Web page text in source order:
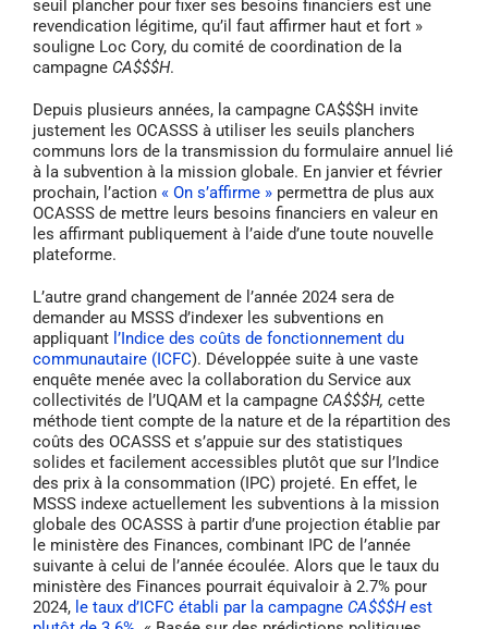
seuil plancher pour fixer ses besoins financiers est une
revendication légitime, qu’il faut affirmer haut et fort »
souligne Loc Cory, du comité de coordination de la
campagne CA$$$H.
Depuis plusieurs années, la campagne CA$$$H invite
justement les OCASSS à utiliser les seuils planchers
communs lors de la transmission du formulaire annuel lié
à la subvention à la mission globale. En janvier et février
prochain, l’action « On s’affirme » permettra de plus aux
OCASSS de mettre leurs besoins financiers en valeur en
les affirmant publiquement à l’aide d’une toute nouvelle
plateforme.
L’autre grand changement de l’année 2024 sera de
demander au MSSS d’indexer les subventions en
appliquant l’Indice des coûts de fonctionnement du
communautaire (ICFC). Développée suite à une vaste
enquête menée avec la collaboration du Service aux
collectivités de l’UQAM et la campagne CA$$$H, cette
méthode tient compte de la nature et de la répartition des
coûts des OCASSS et s’appuie sur des statistiques
solides et facilement accessibles plutôt que sur l’Indice
des prix à la consommation (IPC) projeté. En effet, le
MSSS indexe actuellement les subventions à la mission
globale des OCASSS à partir d’une projection établie par
le ministère des Finances, combinant IPC de l’année
suivante à celui de l’année écoulée. Alors que le taux du
ministère des Finances pourrait équivaloir à 2.7% pour
2024, le taux d’ICFC établi par la campagne CA$$$Hest